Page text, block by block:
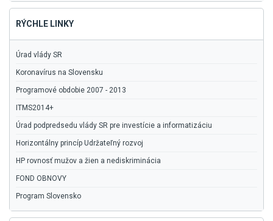
RÝCHLE LINKY
Úrad vlády SR
Koronavírus na Slovensku
Programové obdobie 2007 - 2013
ITMS2014+
Úrad podpredsedu vlády SR pre investície a informatizáciu
Horizontálny princíp Udržateľný rozvoj
HP rovnosť mužov a žien a nediskriminácia
FOND OBNOVY
Program Slovensko